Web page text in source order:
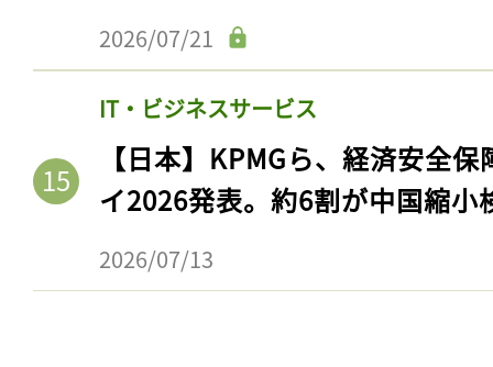
2026/07/21
IT・ビジネスサービス
【日本】KPMGら、経済安全
イ2026発表。約6割が中国縮小
2026/07/13